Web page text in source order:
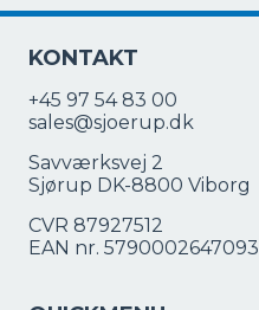
KONTAKT
+45 97 54 83 00
sales@sjoerup.dk
Savværksvej 2
Sjørup DK-8800 Viborg
CVR 87927512
EAN nr. 5790002647093